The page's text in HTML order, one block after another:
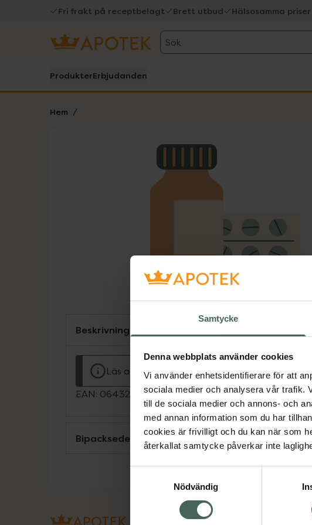
Samtycke
Denna webbplats använder cookies
Vi använder enhetsidentifierare för att
sociala medier och analysera vår trafik.
till de sociala medier och annons- och
med annan information som du har
cookies är frivilligt och du kan när som
återkallat samtycke påverkar inte
Nödvändig
Fri frakt på receptbelagt Brett utbud Hälsosamma priser
Sök
ProdukterErbjudanden
Hem
Lista: . Innehåller 1 objekt.
Beskrivning
Läs alltid bipacksedeln innan användning.
EAN: 06432100041494
Bipacksedel från FASS